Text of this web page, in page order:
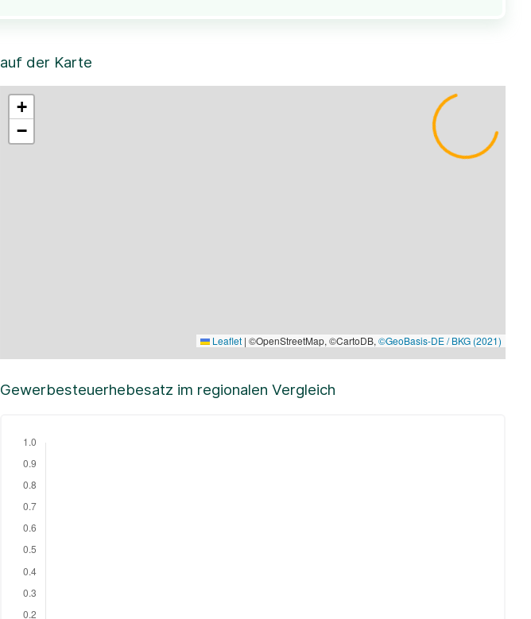
auf der Karte
+
−
Leaflet | ©OpenStreetMap, ©CartoDB, ©GeoBasis-DE / BKG (2021)
Gewerbesteuerhebesatz im regionalen Vergleich